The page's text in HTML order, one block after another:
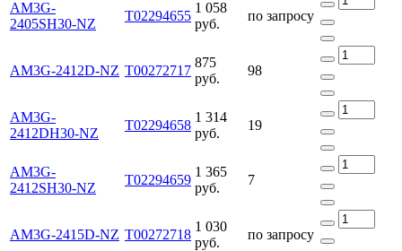
AM3G-
2405SH30-NZ
Т02294655
1 058
руб.
по запросу
AM3G-2412D-NZ Т00272717
875
руб.
98
AM3G-
2412DH30-NZ
Т02294658
1 314
руб.
19
AM3G-
2412SH30-NZ
Т02294659
1 365
руб.
7
AM3G-2415D-NZ Т00272718
1 030
руб.
по запросу